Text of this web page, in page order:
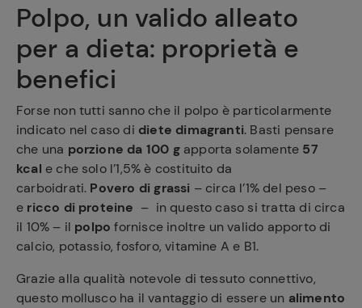
Polpo, un valido alleato
per a dieta: proprietà e
benefici
Forse non tutti sanno che il polpo è particolarmente
indicato nel caso di diete dimagranti. Basti pensare
che una porzione da 100 g apporta solamente 57
kcal e che solo l’1,5% è costituito da
carboidrati. Povero di grassi – circa l’1% del peso –
e ricco di proteine – in questo caso si tratta di circa
il 10% – il polpo fornisce inoltre un valido apporto di
calcio, potassio, fosforo, vitamine A e B1.
Grazie alla qualità notevole di tessuto connettivo,
questo mollusco ha il vantaggio di essere un alimento